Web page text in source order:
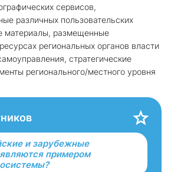
сервисов,
различных пользовательских
материалы, размещенные
региональных органов власти
стратегические
регионального/местного уровня
и зарубежные
примером